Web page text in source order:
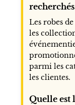
recherchés
Les robes
les
parmi les
les clientes.
Quelle est